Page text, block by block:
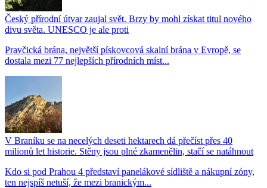
Český přírodní útvar zaujal svět. Brzy by mohl získat titul nového
divu světa. UNESCO je ale proti
Pravčická brána, největší pískovcová skalní brána v Evropě, se
dostala mezi 77 nejlepších přírodních míst...
V Braníku se na necelých deseti hektarech dá přečíst přes 40
milionů let historie. Stěny jsou plné zkamenělin, stačí se natáhnout
Kdo si pod Prahou 4 představí panelákové sídliště a nákupní zóny,
ten nejspíš netuší, že mezi branickým...